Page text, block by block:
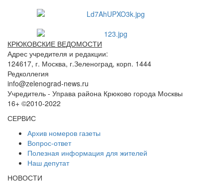
КРЮКОВСКИЕ ВЕДОМОСТИ
Адрес учредителя и редакции:
124617, г. Москва, г.Зеленоград, корп. 1444
Редколлегия
info@zelenograd-news.ru
Учредитель - Управа района Крюково города Москвы
16+ ©2010-2022
СЕРВИС
Архив номеров газеты
Вопрос-ответ
Полезная информация для жителей
Наш депутат
НОВОСТИ